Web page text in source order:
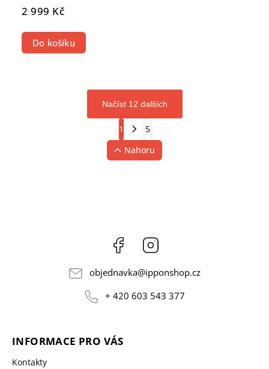
2 999 Kč
Do košíku
Načíst 12 dalších
1
5
Nahoru
Facebook
objednavka@ipponshop.cz
+ 420 603 543 377
INFORMACE PRO VÁS
Kontakty